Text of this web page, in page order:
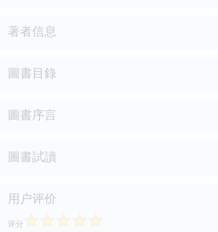
著者信息
圖書目錄
圖書序言
圖書試讀
用户评价
评分 ☆☆☆☆☆